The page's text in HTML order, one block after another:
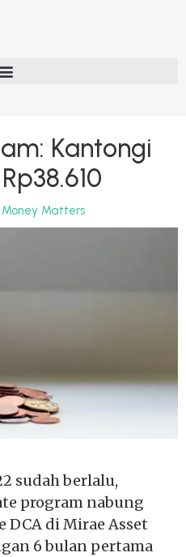
Kantongi
Money Matters
sudah berlalu,
program nabung
DCA di Mirae Asset
6 bulan pertama